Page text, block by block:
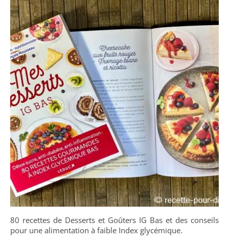
80 recettes de Desserts et Goûters IG Bas et des conseils
pour une alimentation à faible Index glycémique.